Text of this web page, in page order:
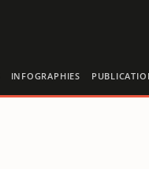
INFOGRAPHIES